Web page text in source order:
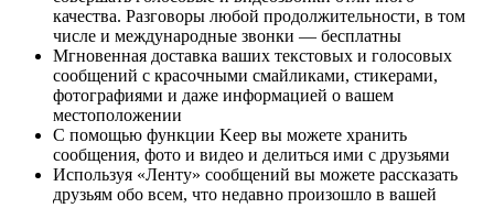
качества. Разговоры любой продолжительности, в том
числе и международные звонки — бесплатны
Мгновенная доставка ваших текстовых и голосовых
сообщений с красочными смайликами, стикерами,
фотографиями и даже информацией о вашем
местоположении
С помощью функции Keep вы можете хранить
сообщения, фото и видео и делиться ими с друзьями
Используя «Ленту» сообщений вы можете рассказать
друзьям обо всем, что недавно произошло в вашей